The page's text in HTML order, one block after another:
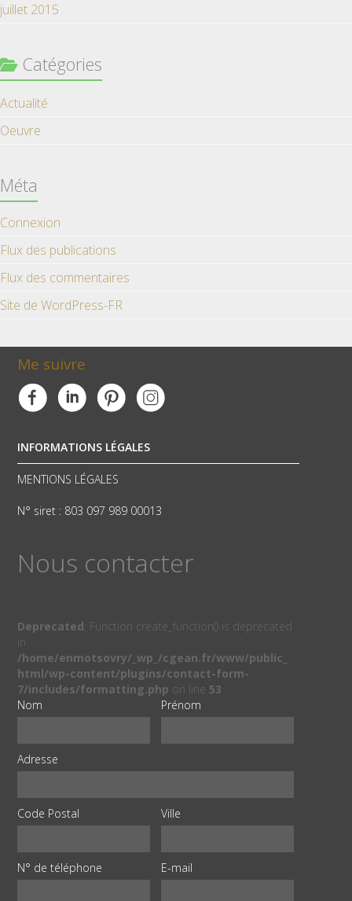
juillet 2015
Catégories
Actualité
Oeuvre
Méta
Connexion
Flux des publications
Flux des commentaires
Site de WordPress-FR
Me suivre
INFORMATIONS LÉGALES
MENTIONS LÉGALES
N° siret : 803 097 989 00013
Nous contacter
Deprecated: Function create_function() is deprecated
in
/home/enmotsovry/_wp_/cgean.fr/www/public_
html/wp-content/plugins/contact-form-
7/includes/formatting.php on line 53
Nom
Prénom
Adresse
Code Postal Ville
N° de téléphone E-mail